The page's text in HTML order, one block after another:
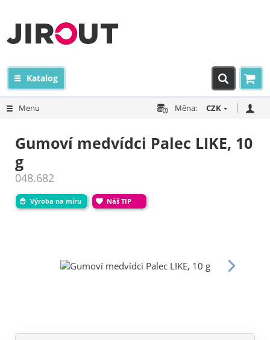
Katalog
Menu Měna: CZK
Gumoví medvídci Palec LIKE, 10
g
048.682
Výroba na míru Náš TIP